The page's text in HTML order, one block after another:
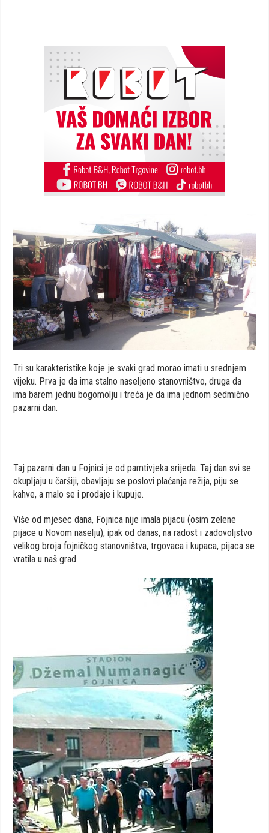
Tri su karakteristike koje je svaki grad morao imati u srednjem
vijeku. Prva je da ima stalno naseljeno stanovništvo, druga da
ima barem jednu bogomolju i treća je da ima jednom sedmično
pazarni dan.
Taj pazarni dan u Fojnici je od pamtivjeka srijeda. Taj dan svi se
okupljaju u čaršiji, obavljaju se poslovi plaćanja režija, piju se
kahve, a malo se i prodaje i kupuje.
Više od mjesec dana, Fojnica nije imala pijacu (osim zelene
pijace u Novom naselju), ipak od danas, na radost i zadovoljstvo
velikog broja fojničkog stanovništva, trgovaca i kupaca, pijaca se
vratila u naš grad.